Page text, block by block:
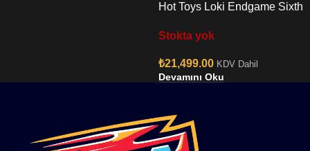
Hot Toys Loki Endgame Sixth
Stokta yok
₺21,499.00 KDV Dahil
Devamını Oku